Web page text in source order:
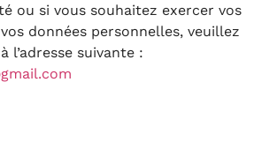
ou si vous souhaitez exercer vos
données personnelles, veuillez
l’adresse suivante :